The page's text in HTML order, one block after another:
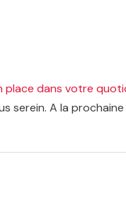
dans votre
serein. A la prochaine